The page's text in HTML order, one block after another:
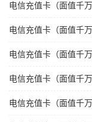
电信充值卡（面值千
电信充值卡（面值千
电信充值卡（面值千
电信充值卡（面值千
电信充值卡（面值千